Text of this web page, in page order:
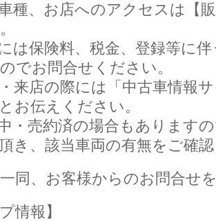
種、お店へのアクセスは【
は保険料、税金、登録等に
でお問合せください。
来店の際には「中古車情報
お伝えください。
・売約済の場合もあります
き、該当車両の有無をご確
同、お客様からのお問合せ
プ情報】